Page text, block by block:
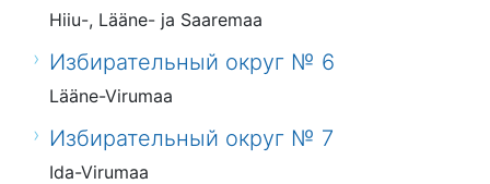
Hiiu-, Lääne- ja Saaremaa
Избирательный округ № 6
Lääne-Virumaa
Избирательный округ № 7
Ida-Virumaa